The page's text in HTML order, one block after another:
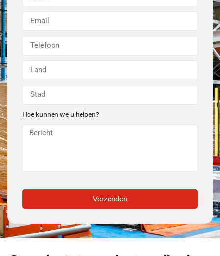
Hoe kunnen we u helpen?
Verzenden